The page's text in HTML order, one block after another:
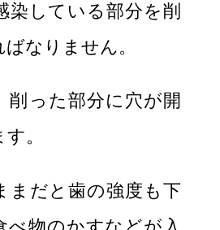
染している部分を削
なりません。
削った部分に穴が開
。
まだと歯の強度も下